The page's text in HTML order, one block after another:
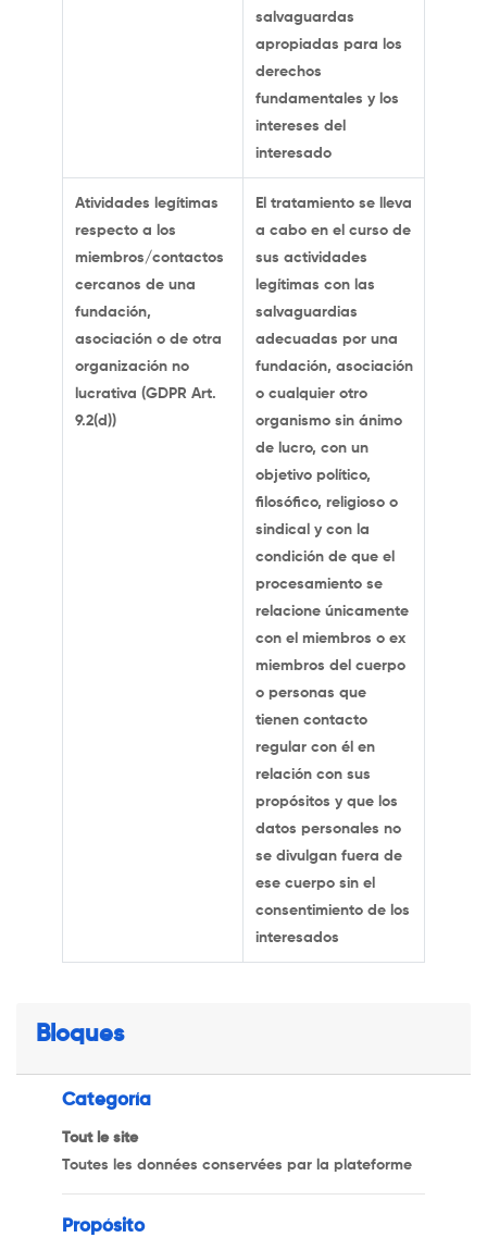
salvaguardas
apropiadas para los
derechos
fundamentales y los
intereses del
interesado
Atividades legítimas
respecto a los
miembros/contactos
cercanos de una
fundación,
asociación o de otra
organización no
lucrativa (GDPR Art.
9.2(d))
El tratamiento se lleva
a cabo en el curso de
sus actividades
legítimas con las
salvaguardias
adecuadas por una
fundación, asociación
o cualquier otro
organismo sin ánimo
de lucro, con un
objetivo político,
filosófico, religioso o
sindical y con la
condición de que el
procesamiento se
relacione únicamente
con el miembros o ex
miembros del cuerpo
o personas que
tienen contacto
regular con él en
relación con sus
propósitos y que los
datos personales no
se divulgan fuera de
ese cuerpo sin el
consentimiento de los
interesados
Bloques
Categoría
Tout le site
Toutes les données conservées par la plateforme
Propósito